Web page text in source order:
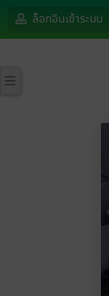
ล็อกอินเข้าระบบ